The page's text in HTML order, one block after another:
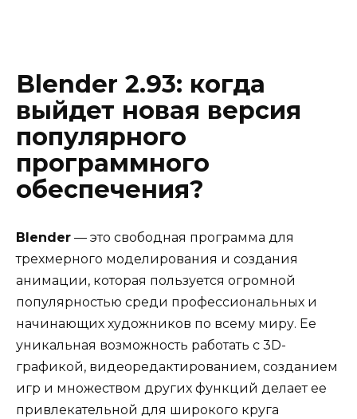
Blender 2.93: когда
выйдет новая версия
популярного
программного
обеспечения?
Blender — это свободная программа для
трехмерного моделирования и создания
анимации, которая пользуется огромной
популярностью среди профессиональных и
начинающих художников по всему миру. Ее
уникальная возможность работать с 3D-
графикой, видеоредактированием, созданием
игр и множеством других функций делает ее
привлекательной для широкого круга